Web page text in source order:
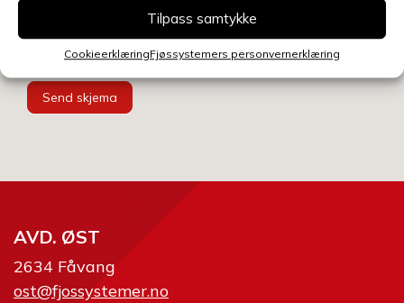
Tilpass samtykke
CookieerklæringFjøssystemers personvernerklæring
Send skjema
AVD. ØST
2634 Fåvang
ost@fjossystemer.no